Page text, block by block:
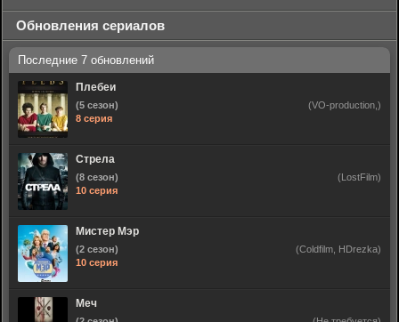
Обновления сериалов
Плебеи
(5 сезон)
8 серия
(VO-production,)
Стрела
(8 сезон)
10 серия
(LostFilm)
Мистер Мэр
(2 сезон)
10 серия
(Coldfilm, HDrezka)
Меч